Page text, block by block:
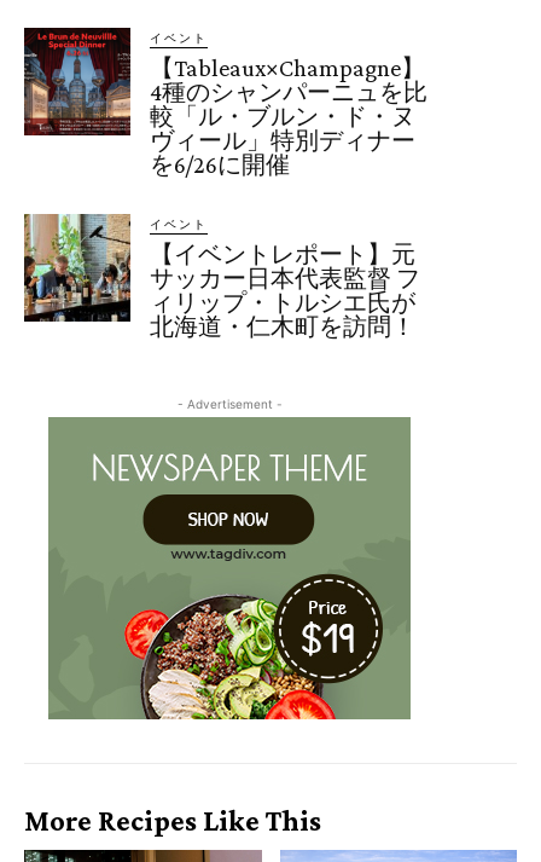
イベント
【Tableaux×Champagne】
4種のシャンパーニュを比
較「ル・ブルン・ド・ヌ
ヴィール」特別ディナー
を6/26に開催
イベント
【イベントレポート】元
サッカー日本代表監督 フ
ィリップ・トルシエ氏が
北海道・仁木町を訪問！
- Advertisement -
More Recipes Like This